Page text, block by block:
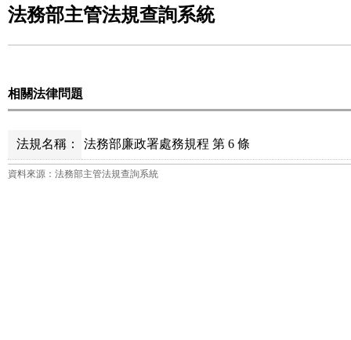
法務部主管法規查詢系統
相關法律問題
法規名稱： 法務部廉政署處務規程 第 6 條
資料來源：法務部主管法規查詢系統